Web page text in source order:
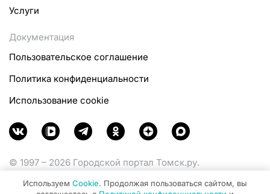
Услуги
Документация
Пользовательское соглашение
Политика конфиденциальности
Использование cookie
© 1997 – 2026 Городской портал Томск.ру.
Министерства цифрового развития, связи и массовых
Используем Cookie. Продолжая пользоваться сайтом, вы